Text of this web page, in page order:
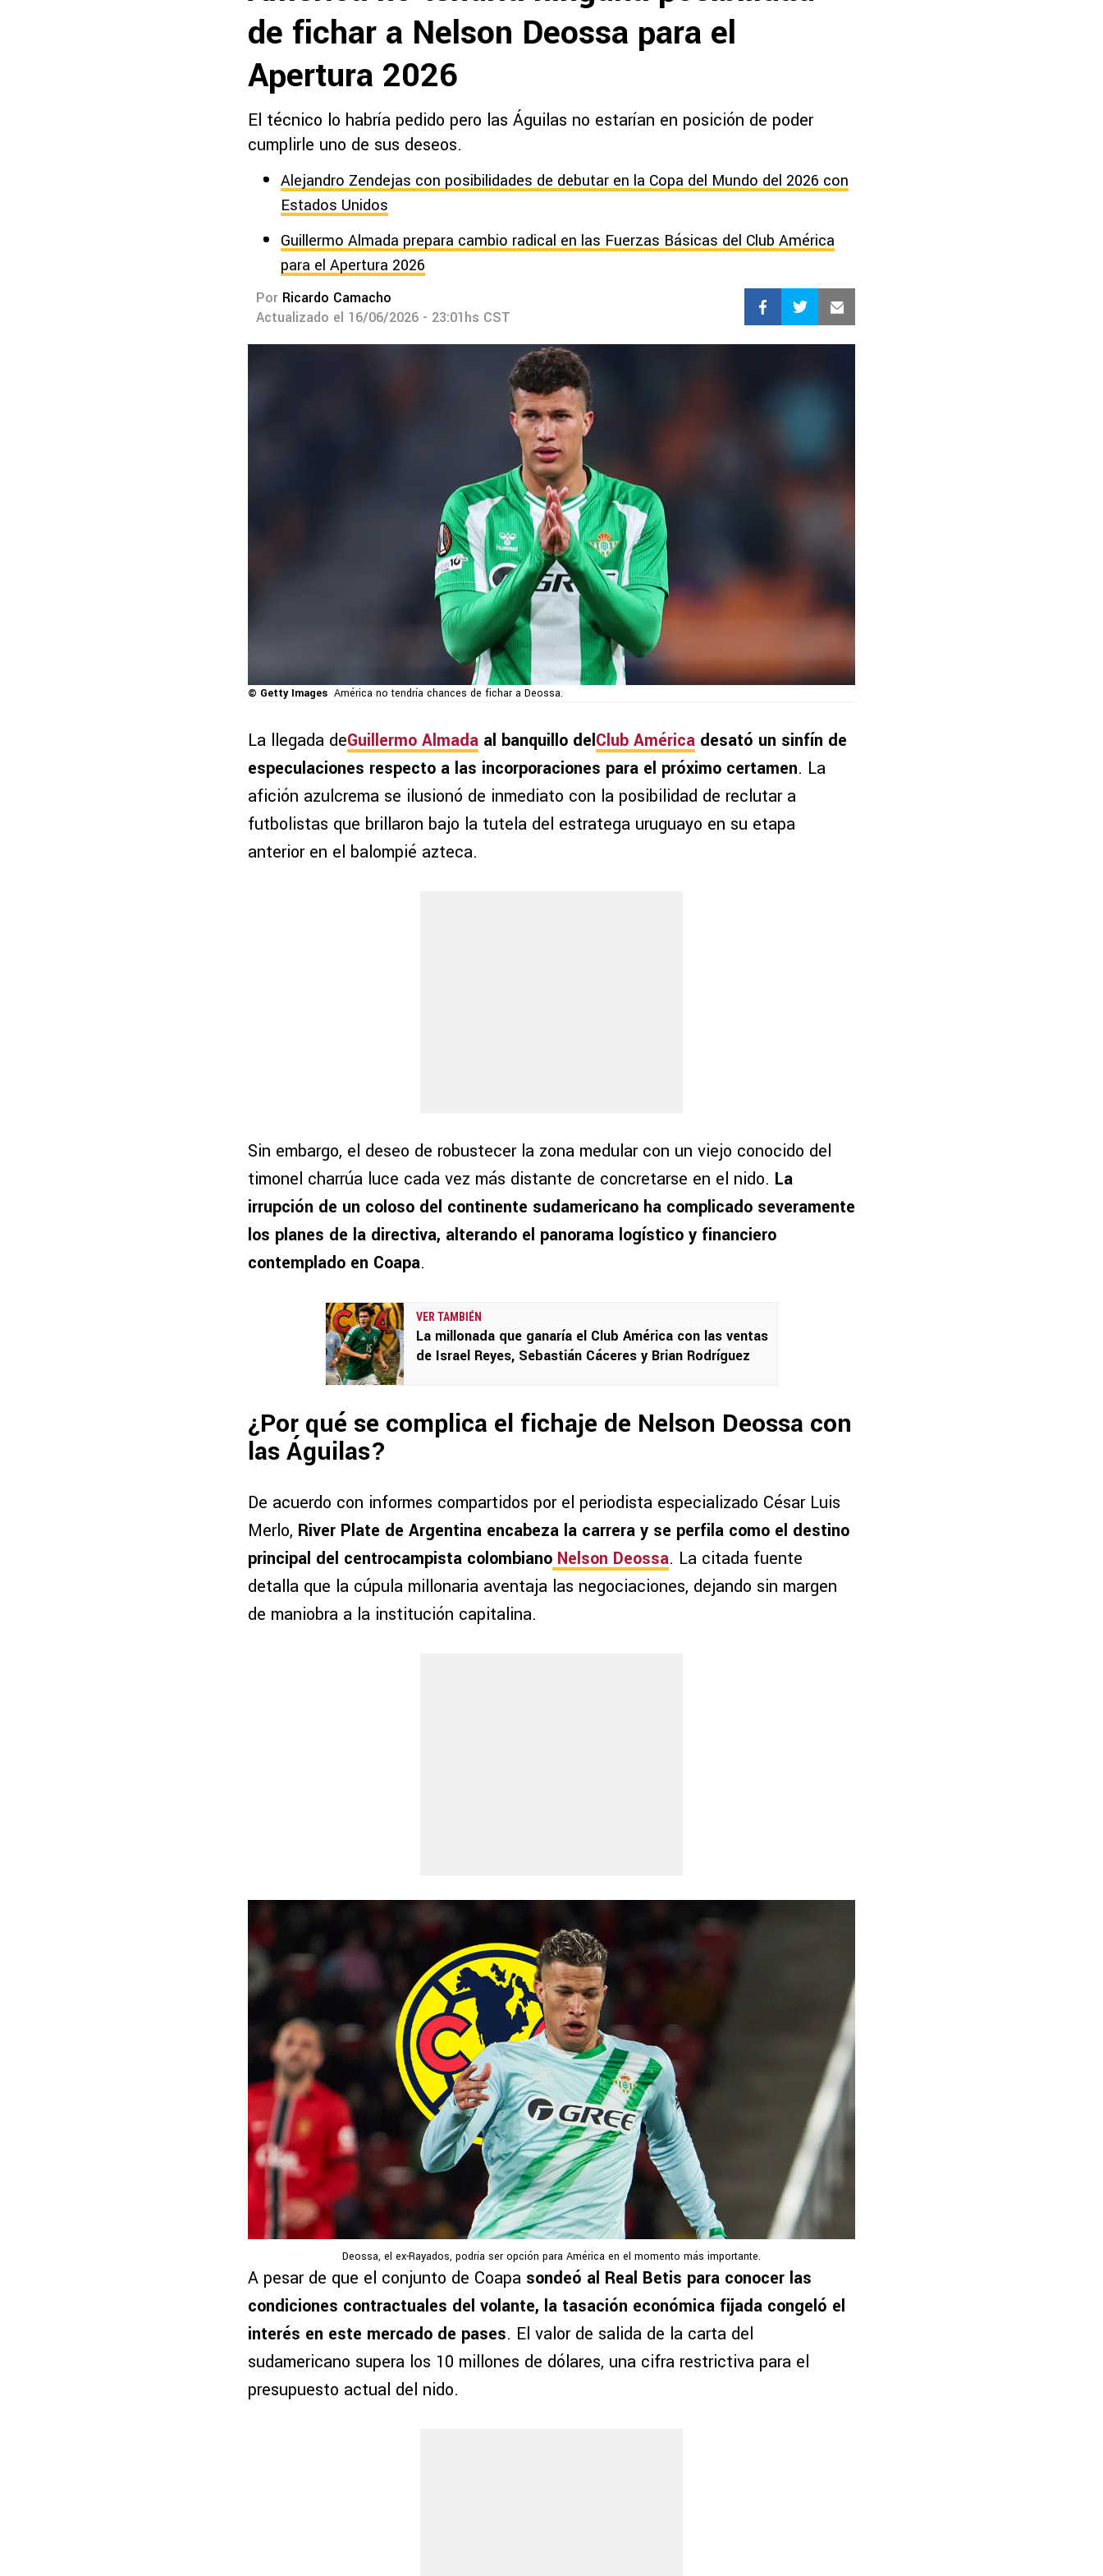
de fichar a Nelson Deossa para el
Apertura 2026
El técnico lo habría pedido pero las Águilas no estarían en posición de poder
cumplirle uno de sus deseos.
Alejandro Zendejas con posibilidades de debutar en la Copa del Mundo del 2026 con
Estados Unidos
Guillermo Almada prepara cambio radical en las Fuerzas Básicas del Club América
para el Apertura 2026
Por Ricardo Camacho
Actualizado el 16/06/2026 - 23:01hs CST
© Getty Images América no tendría chances de fichar a Deossa.
La llegada deGuillermo Almada al banquillo delClub América desató un sinfín de
especulaciones respecto a las incorporaciones para el próximo certamen. La
afición azulcrema se ilusionó de inmediato con la posibilidad de reclutar a
futbolistas que brillaron bajo la tutela del estratega uruguayo en su etapa
anterior en el balompié azteca.
Sin embargo, el deseo de robustecer la zona medular con un viejo conocido del
timonel charrúa luce cada vez más distante de concretarse en el nido. La
irrupción de un coloso del continente sudamericano ha complicado severamente
los planes de la directiva, alterando el panorama logístico y financiero
contemplado en Coapa.
VER TAMBIÉN
La millonada que ganaría el Club América con las ventas
de Israel Reyes, Sebastián Cáceres y Brian Rodríguez
¿Por qué se complica el fichaje de Nelson Deossa con
las Águilas?
De acuerdo con informes compartidos por el periodista especializado César Luis
Merlo, River Plate de Argentina encabeza la carrera y se perfila como el destino
principal del centrocampista colombiano Nelson Deossa. La citada fuente
detalla que la cúpula millonaria aventaja las negociaciones, dejando sin margen
de maniobra a la institución capitalina.
Deossa, el ex-Rayados, podría ser opción para América en el momento más importante.
A pesar de que el conjunto de Coapa sondeó al Real Betis para conocer las
condiciones contractuales del volante, la tasación económica fijada congeló el
interés en este mercado de pases. El valor de salida de la carta del
sudamericano supera los 10 millones de dólares, una cifra restrictiva para el
presupuesto actual del nido.